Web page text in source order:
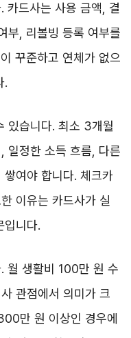
카드사는 사용 금액, 결
부, 리볼빙 등록 여부를
꾸준하고 연체가 없으
.
있습니다. 최소 3개월
일정한 소득 흐름, 다른
여야 합니다. 체크카
이유는 카드사가 실
입니다.
월 생활비 100만 원 수
관점에서 의미가 크
만 원 이상인 경우에